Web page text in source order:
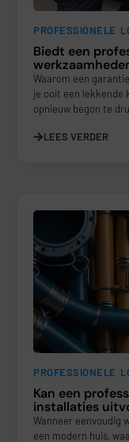
PROFESSIONELE
Biedt een
Waarom een
je ooit een lekkende
opnieuw begon te
LEES VERDER
PROFESSIONELE
Kan een
installaties
Wanneer eenvoudig
een modern huis,